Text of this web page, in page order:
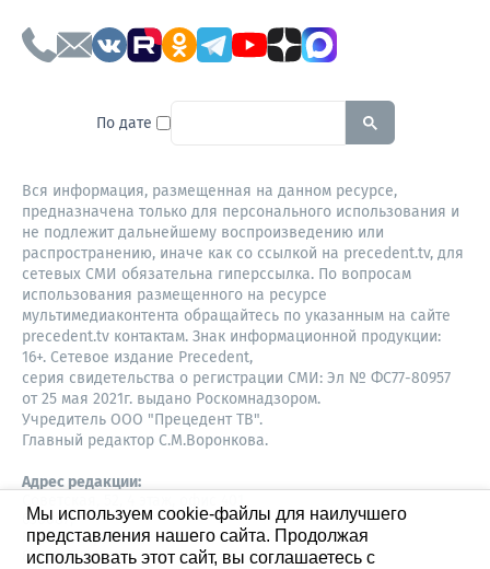
По дате To search this site, enter a
Вся информация, размещенная на данном ресурсе,
предназначена только для персонального использования и
не подлежит дальнейшему воспроизведению или
распространению, иначе как со ссылкой на precedent.tv, для
сетевых СМИ обязательна гиперссылка. По вопросам
использования размещенного на ресурсе
мультимедиаконтента обращайтесь по указанным на сайте
precedent.tv контактам. Знак информационной продукции:
16+. Сетевое издание Precedent,
серия свидетельства о регистрации СМИ: Эл № ФС77-80957
от 25 мая 2021г. выдано Роскомнадзором.
Учредитель ООО "Прецедент ТВ".
Главный редактор С.М.Воронкова.
Адрес редакции:
630087,
Новосибирск
8-960-779-12-96,
Мы используем cookie-файлы для наилучшего
представления нашего сайта. Продолжая
использовать этот сайт, вы соглашаетесь с